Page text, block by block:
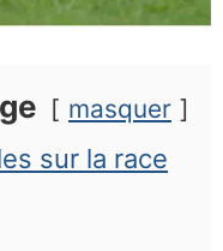
masquer
sur la race